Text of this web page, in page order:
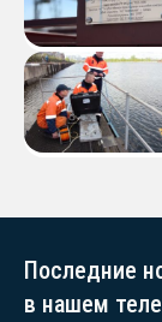
Последние
в нашем